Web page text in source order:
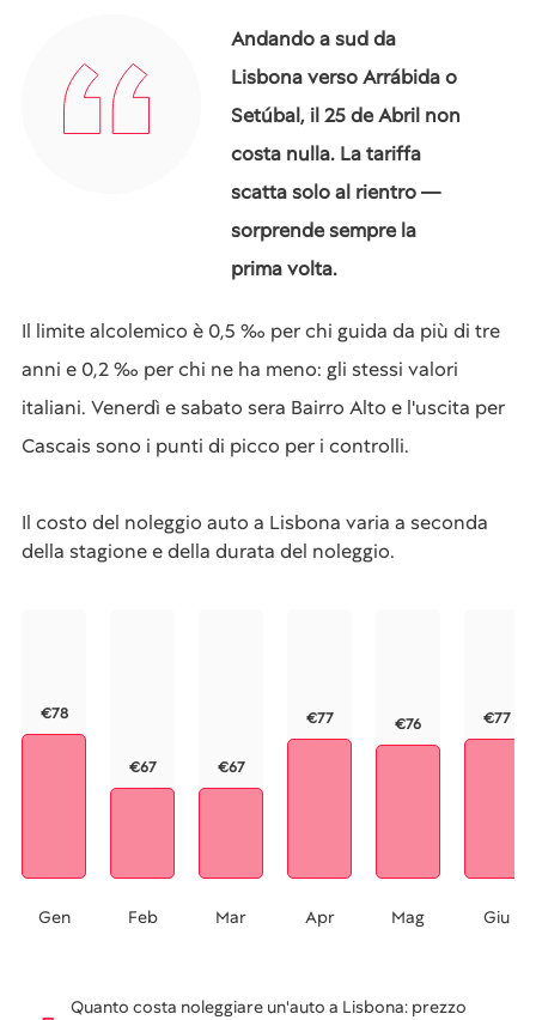
Andando a sud da
Lisbona verso Arrábida o
Setúbal, il 25 de Abril non
costa nulla. La tariffa
scatta solo al rientro —
sorprende sempre la
prima volta.
Il limite alcolemico è 0,5 ‰ per chi guida da più di tre
anni e 0,2 ‰ per chi ne ha meno: gli stessi valori
italiani. Venerdì e sabato sera Bairro Alto e l'uscita per
Cascais sono i punti di picco per i controlli.
Il costo del noleggio auto a Lisbona varia a seconda
della stagione e della durata del noleggio.
€78
€67 €67
€77 €76 €77
Gen Feb Mar Apr Mag Giu
Quanto costa noleggiare un'auto a Lisbona: prezzo